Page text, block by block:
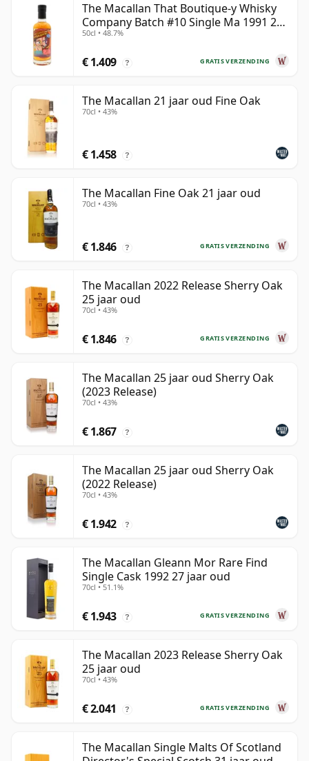
The Macallan That Boutique-y Whisky
Company Batch #10 Single Ma 1991 26
jaar oud
50cl • 48.7%
GRATIS VERZENDING
€ 1.409 ?
The Macallan 21 jaar oud Fine Oak
70cl • 43%
€ 1.458 ?
The Macallan Fine Oak 21 jaar oud
70cl • 43%
GRATIS VERZENDING
€ 1.846 ?
The Macallan 2022 Release Sherry Oak
25 jaar oud
70cl • 43%
GRATIS VERZENDING
€ 1.846 ?
The Macallan 25 jaar oud Sherry Oak
(2023 Release)
70cl • 43%
€ 1.867 ?
The Macallan 25 jaar oud Sherry Oak
(2022 Release)
70cl • 43%
€ 1.942 ?
The Macallan Gleann Mor Rare Find
Single Cask 1992 27 jaar oud
70cl • 51.1%
GRATIS VERZENDING
€ 1.943 ?
The Macallan 2023 Release Sherry Oak
25 jaar oud
70cl • 43%
GRATIS VERZENDING
€ 2.041 ?
The Macallan Single Malts Of Scotland